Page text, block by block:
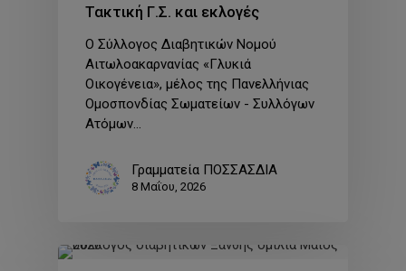
Τακτική Γ.Σ. και εκλογές
Ο Σύλλογος Διαβητικών Νομού
Αιτωλοακαρνανίας «Γλυκιά
Οικογένεια», μέλος της Πανελλήνιας
Ομοσπονδίας Σωματείων - Συλλόγων
Ατόμων…
Γραμματεία ΠΟΣΣΑΣΔΙΑ
8 Μαΐου, 2026